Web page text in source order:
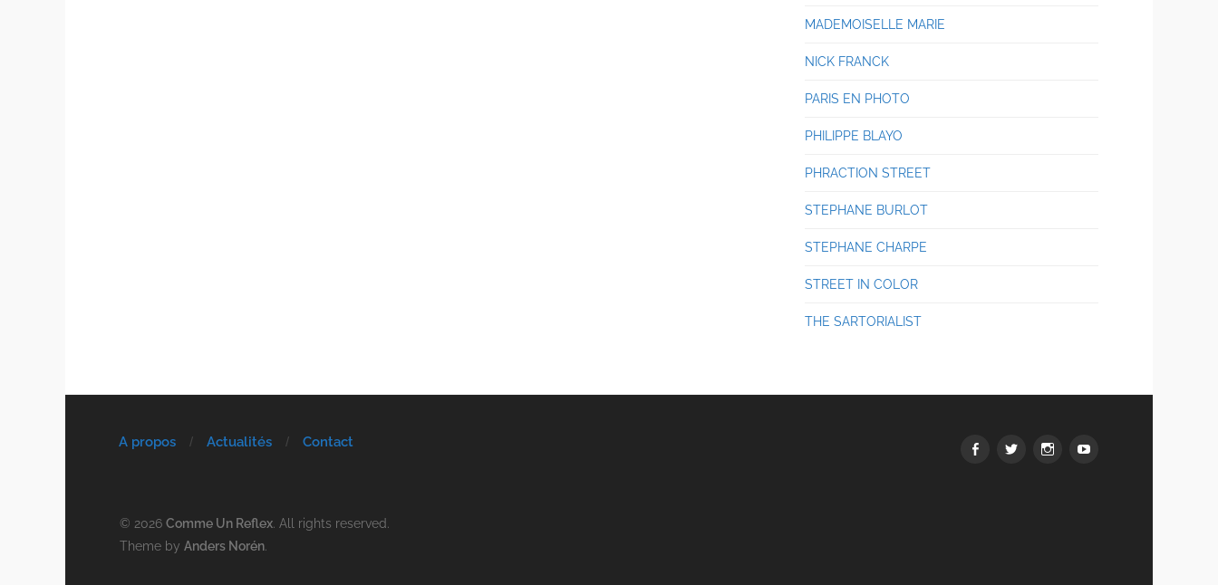
MADEMOISELLE MARIE
NICK FRANCK
PARIS EN PHOTO
PHILIPPE BLAYO
PHRACTION STREET
STEPHANE BURLOT
STEPHANE CHARPE
STREET IN COLOR
THE SARTORIALIST
A propos Actualités Contact FacebookTwitterInstagramyoutube
© 2026 Comme Un Reflex . All rights reserved.
Theme by Anders Norén